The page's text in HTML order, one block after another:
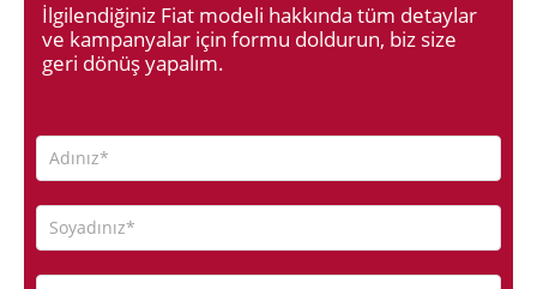
İlgilendiğiniz Fiat modeli hakkında tüm detaylar
ve kampanyalar için formu doldurun, biz size
geri dönüş yapalım.